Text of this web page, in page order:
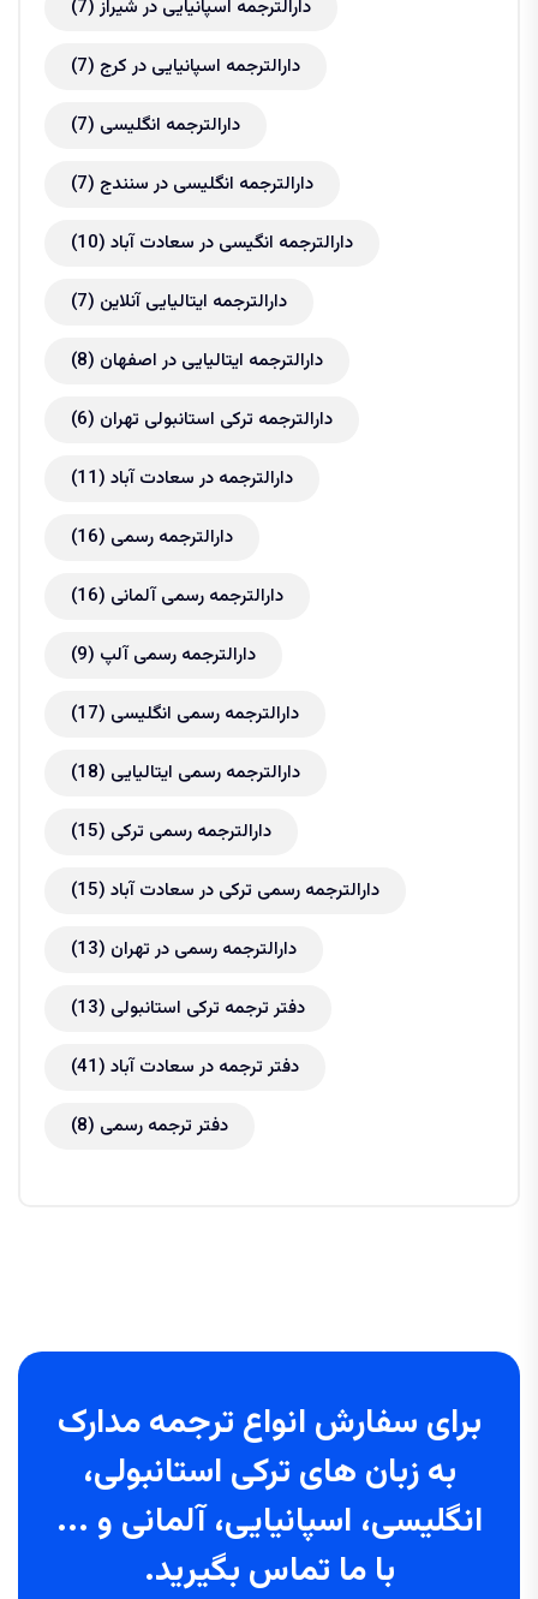
دارالترجمه اسپانیایی در شیراز(7)
دارالترجمه اسپانیایی در کرج (7)
دارالترجمه انگلیسی (7)
دارالترجمه انگلیسی در سنندج (7)
دارالترجمه انگیسی در سعادت آباد (10)
دارالترجمه ایتالیایی آنلاین (7)
دارالترجمه ایتالیایی در اصفهان (8)
دارالترجمه ترکی استانبولی تهران (6)
دارالترجمه در سعادت آباد (11)
دارالترجمه رسمی (16)
دارالترجمه رسمی آلمانی (16)
دارالترجمه رسمی آلپ (9)
دارالترجمه رسمی انگلیسی (17)
دارالترجمه رسمی ایتالیایی (18)
دارالترجمه رسمی ترکی (15)
دارالترجمه رسمی ترکی در سعادت آباد (15)
دارالترجمه رسمی در تهران (13)
دفتر ترجمه ترکی استانبولی (13)
دفتر ترجمه در سعادت آباد (41)
دفتر ترجمه رسمی (8)
برای سفارش انواع ترجمه مدارک
به زبان های ترکی استانبولی،
انگلیسی، اسپانیایی، آلمانی و ...
با ما تماس بگیرید.